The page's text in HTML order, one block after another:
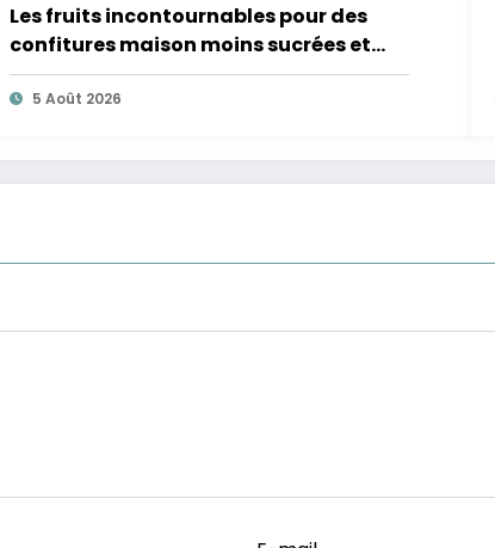
Les fruits incontournables pour des
confitures maison moins sucrées et
plus légères
5 Août 2026